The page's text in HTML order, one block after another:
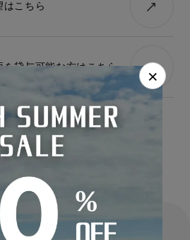
はこちら
を貸与可能な方はこちら
ョップコネクト
×